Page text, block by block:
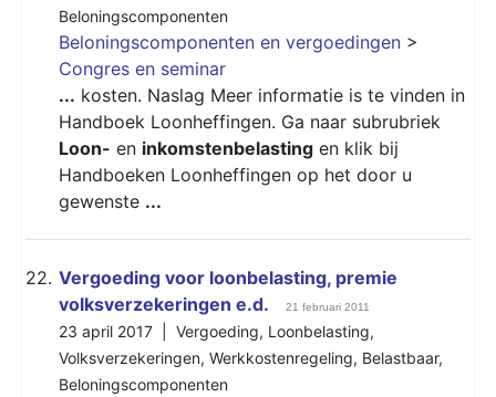
Beloningscomponenten
Beloningscomponenten en vergoedingen >
Congres en seminar
... kosten. Naslag Meer informatie is te vinden in
Handboek Loonheffingen. Ga naar subrubriek
Loon- en inkomstenbelasting en klik bij
Handboeken Loonheffingen op het door u
gewenste ...
22. Vergoeding voor loonbelasting, premie
volksverzekeringen e.d.
21 februari 2011
23 april 2017 | Vergoeding, Loonbelasting,
Volksverzekeringen, Werkkostenregeling, Belastbaar,
Beloningscomponenten